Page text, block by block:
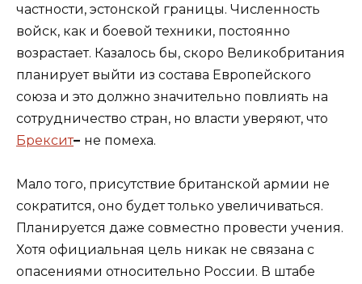
частности, эстонской границы. Численность
войск, как и боевой техники, постоянно
возрастает. Казалось бы, скоро Великобритания
планирует выйти из состава Европейского
союза и это должно значительно повлиять на
сотрудничество стран, но власти уверяют, что
Брексит– не помеха.
Мало того, присутствие британской армии не
сократится, оно будет только увеличиваться.
Планируется даже совместно провести учения.
Хотя официальная цель никак не связана с
опасениями относительно России. В штабе